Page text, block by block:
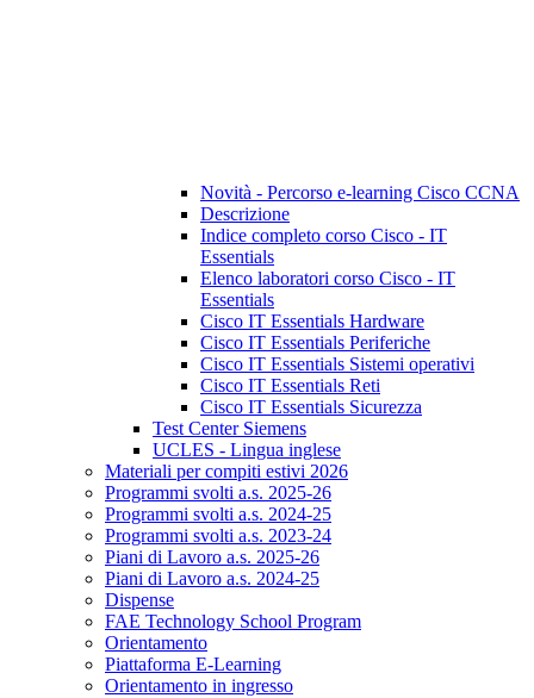
Novità - Percorso e-learning Cisco CCNA
Descrizione
Indice completo corso Cisco - IT
Essentials
Elenco laboratori corso Cisco - IT
Essentials
Cisco IT Essentials Hardware
Cisco IT Essentials Periferiche
Cisco IT Essentials Sistemi operativi
Cisco IT Essentials Reti
Cisco IT Essentials Sicurezza
Test Center Siemens
UCLES - Lingua inglese
Materiali per compiti estivi 2026
Programmi svolti a.s. 2025-26
Programmi svolti a.s. 2024-25
Programmi svolti a.s. 2023-24
Piani di Lavoro a.s. 2025-26
Piani di Lavoro a.s. 2024-25
Dispense
FAE Technology School Program
Orientamento
Piattaforma E-Learning
Orientamento in ingresso